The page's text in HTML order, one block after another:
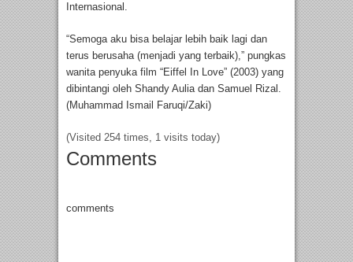
Internasional.
“Semoga aku bisa belajar lebih baik lagi dan
terus berusaha (menjadi yang terbaik),” pungkas
wanita penyuka film “Eiffel In Love” (2003) yang
dibintangi oleh Shandy Aulia dan Samuel Rizal.
(Muhammad Ismail Faruqi/Zaki)
(Visited 254 times, 1 visits today)
Comments
comments